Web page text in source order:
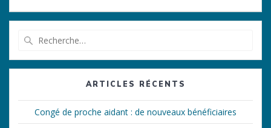
:
ARTICLES RÉCENTS
Congé de proche aidant : de nouveaux bénéficiaires